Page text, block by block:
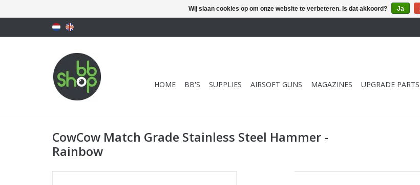
HOME BB'S SUPPLIES AIRSOFT GUNS MAGAZINES UPGRADE PARTS
CowCow Match Grade Stainless Steel Hammer -
Rainbow
Wij slaan cookies op om onze website te verbeteren. Is dat akkoord? Ja